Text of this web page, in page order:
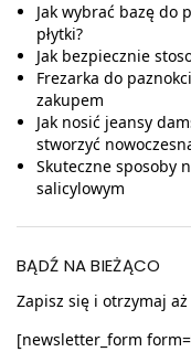
Jak wybrać bazę do
płytki?
Jak bezpiecznie
Frezarka do
zakupem
Jak nosić jeansy
stworzyć
Skuteczne sposoby
salicylowym
BĄDŹ NA BIEŻĄCO
Zapisz się i otrzymaj
[newsletter_form